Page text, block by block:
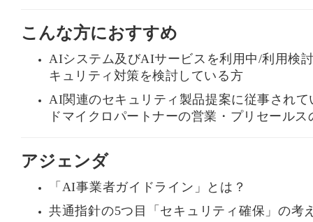
こんな方におすすめ
AIシステム及びAIサービスを利用中/利用検
キュリティ対策を検討している方
AI関連のセキュリティ製品提案に従事されて
ドマイクロパートナーの営業・プリセールス
アジェンダ
「AI事業者ガイドライン」とは？
共通指針の5つ目「セキュリティ確保」の考